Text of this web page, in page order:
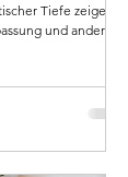
Tiefe zeige ich,
und andere
Mit konkreten
Therapie,